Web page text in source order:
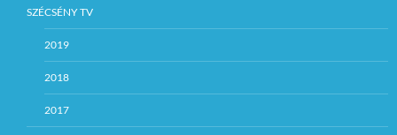
SZÉCSÉNY TV
2019
2018
2017